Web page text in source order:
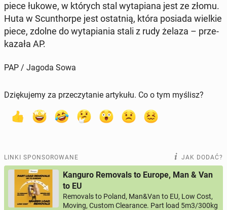
piece łukowe, w których stal wy­ta­pia­na jest ze złomu.
Huta w Scun­thor­pe jest ostat­nią, która posiada wielkie
piece, zdolne do wy­ta­pia­nia stali z rudy żelaza – prze­
ka­za­ła AP.
PAP / Jagoda Sowa
Dziękujemy za przeczytanie artykułu. Co o tym myślisz?
LINKI SPONSOROWANE JAK DODAĆ?
Kanguro Removals to Europe, Man & Van
to EU
Removals to Poland, Man&Van to EU, Low Cost,
Moving, Custom Clearance. Part load 5m3/300kg